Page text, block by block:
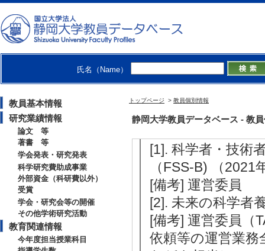
氏名（Name）
教員基本情報
研究業績情報
論文 等
著書 等
学会発表・研究発表
科学研究費助成事業
外部資金（科研費以外）
受賞
学会・研究会等の開催
その他学術研究活動
教育関連情報
今年度担当授業科目
トップページ > 教員個別情報
静岡大学教員データベース - 教
月 )
4月 ) [団体名] 公
[5]. 東海畜産学会
[備考] 役割(評議員
[1]. 科学者・技術
（FSS-B) （2021
[備考] 運営委員
[2]. 未来の科学者
[備考] 運営委員（
依頼等の運営業務